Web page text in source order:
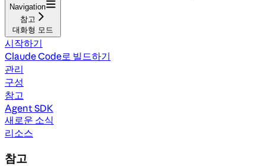
Navigation
참고
대화형 모드
시작하기
Claude Code로 빌드하기
관리
구성
참고
Agent SDK
새로운 소식
리소스
참고